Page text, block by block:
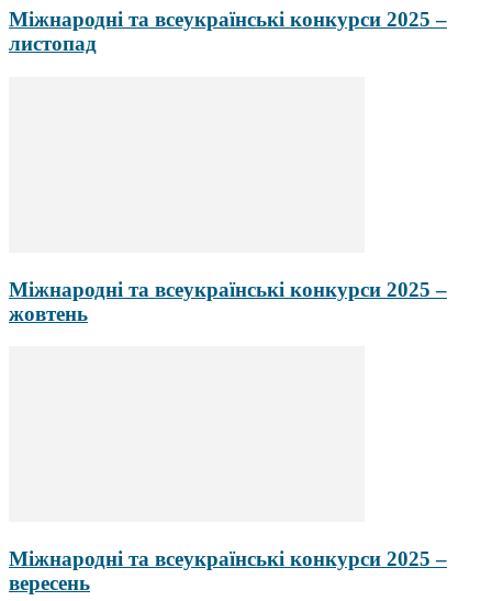
Міжнародні та всеукраїнські конкурси 2025 –
листопад
Міжнародні та всеукраїнські конкурси 2025 –
жовтень
Міжнародні та всеукраїнські конкурси 2025 –
вересень